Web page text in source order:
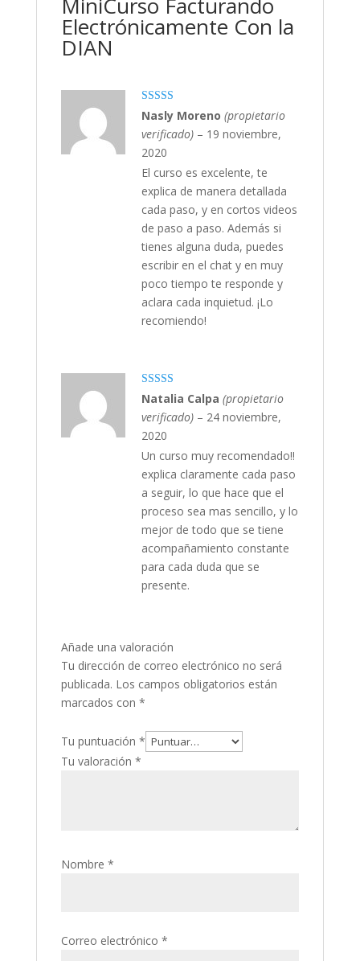
Electrónicamente Con la
DIAN
Valorado con
5de 5
Nasly Moreno (propietario
verificado) – 19 noviembre,
2020
El curso es excelente, te
explica de manera detallada
cada paso, y en cortos videos
de paso a paso. Además si
tienes alguna duda, puedes
escribir en el chat y en muy
poco tiempo te responde y
aclara cada inquietud. ¡Lo
recomiendo!
Valorado con
5de 5
Natalia Calpa (propietario
verificado) – 24 noviembre,
2020
Un curso muy recomendado!!
explica claramente cada paso
a seguir, lo que hace que el
proceso sea mas sencillo, y lo
mejor de todo que se tiene
acompañamiento constante
para cada duda que se
presente.
Añade una valoración
Tu dirección de correo electrónico no será
publicada. Los campos obligatorios están
marcados con *
Tu puntuación *
Tu valoración *
Nombre *
Correo electrónico *